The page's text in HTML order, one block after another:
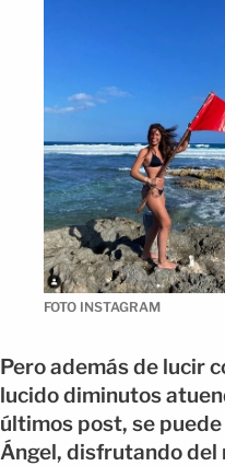
FOTO INSTAGRAM
Pero además de lucir
lucido diminutos
últimos post, se
Ángel, disfrutando del